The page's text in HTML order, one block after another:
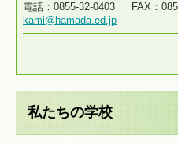
電話：0855-32-0403 FAX：
kami@hamada.ed.jp
私たちの学校